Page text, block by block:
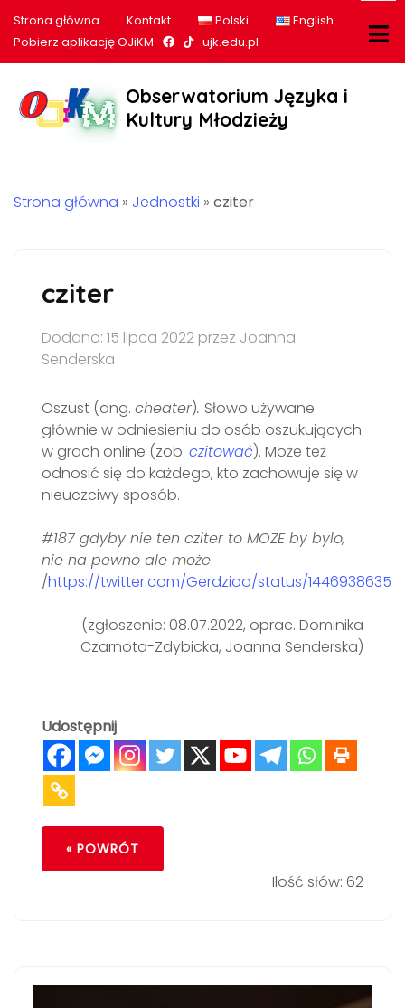
Strona główna Kontakt Polski
English
Pobierz aplikację OJiKM
Nasz profil na Facebook
Nasz profil na tiktok
ujk.edu.pl
Obserwatorium Języka i
Kultury Młodzieży
Strona główna » Jednostki » cziter
cziter
Dodano: 15 lipca 2022 przez Joanna
Senderska
Oszust (ang. cheater). Słowo używane
głównie w odniesieniu do osób oszukujących
w grach online (zob. czitować). Może też
odnosić się do każdego, kto zachowuje się w
nieuczciwy sposób.
#187 gdyby nie ten cziter to MOZE by bylo,
nie na pewno ale może
/https://twitter.com/Gerdzioo/status/
(zgłoszenie: 08.07.2022, oprac. Dominika
Czarnota-Zdybicka, Joanna Senderska)
Udostępnij
« POWRÓT
Ilość słów: 62